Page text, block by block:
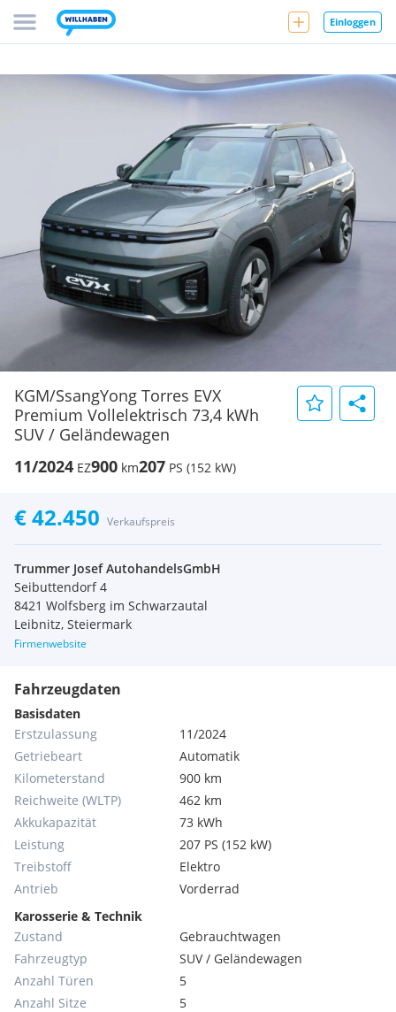
Einloggen
KGM/SsangYong Torres EVX
Premium Vollelektrisch 73,4 kWh
SUV / Geländewagen
11/2024 EZ900 km207 PS (152 kW)
€ 42.450 Verkaufspreis
Trummer Josef AutohandelsGmbH
Seibuttendorf 4
8421 Wolfsberg im Schwarzautal
Leibnitz, Steiermark
Firmenwebsite
Fahrzeugdaten
Basisdaten
Erstzulassung
11/2024
Getriebeart
Automatik
Kilometerstand
900 km
Reichweite (WLTP)
462 km
Akkukapazität
73 kWh
Leistung
207 PS (152 kW)
Treibstoff
Elektro
Antrieb
Vorderrad
Karosserie & Technik
Zustand
Gebrauchtwagen
Fahrzeugtyp
SUV / Geländewagen
Anzahl Türen
5
Anzahl Sitze
5